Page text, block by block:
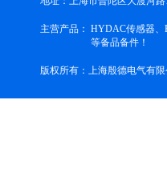
主营产品： HYDAC传感器、
等备品备件！
版权所有：上海殷德电气有